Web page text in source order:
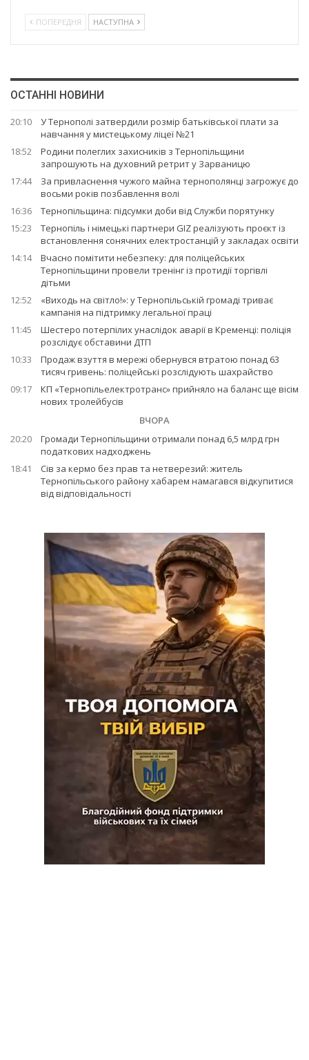
ПОПЕРЕДНЯ НАСТУПНА
ОСТАННІ НОВИНИ
20:10
У Тернополі затвердили розмір батьківської плати за
навчання у мистецькому ліцеї №21
18:52
Родини полеглих захисників з Тернопільщини
запрошують на духовний ретрит у Зарваницю
17:44
За привласнення чужого майна тернополянці загрожує до
восьми років позбавлення волі
16:36
Тернопільщина: підсумки доби від Служби порятунку
15:23
Тернопіль і німецькі партнери GIZ реалізують проєкт із
встановлення сонячних електростанцій у закладах освіти
14:14
Вчасно помітити небезпеку: для поліцейських
Тернопільщини провели тренінг із протидії торгівлі
дітьми
12:52
«Виходь на світло!»: у Тернопільській громаді триває
кампанія на підтримку легальної праці
11:45
Шестеро потерпілих унаслідок аварії в Кременці: поліція
розслідує обставини ДТП
10:33
Продаж взуття в мережі обернувся втратою понад 63
тисяч гривень: поліцейські розслідують шахрайство
09:17
КП «Тернопільелектротранс» прийняло на баланс ще вісім
нових тролейбусів
ВЧОРА
20:20
Громади Тернопільщини отримали понад 6,5 млрд грн
податкових надходжень
18:41
Сів за кермо без прав та нетверезий: житель
Тернопільського району хабарем намагався відкупитися
від відповідальності